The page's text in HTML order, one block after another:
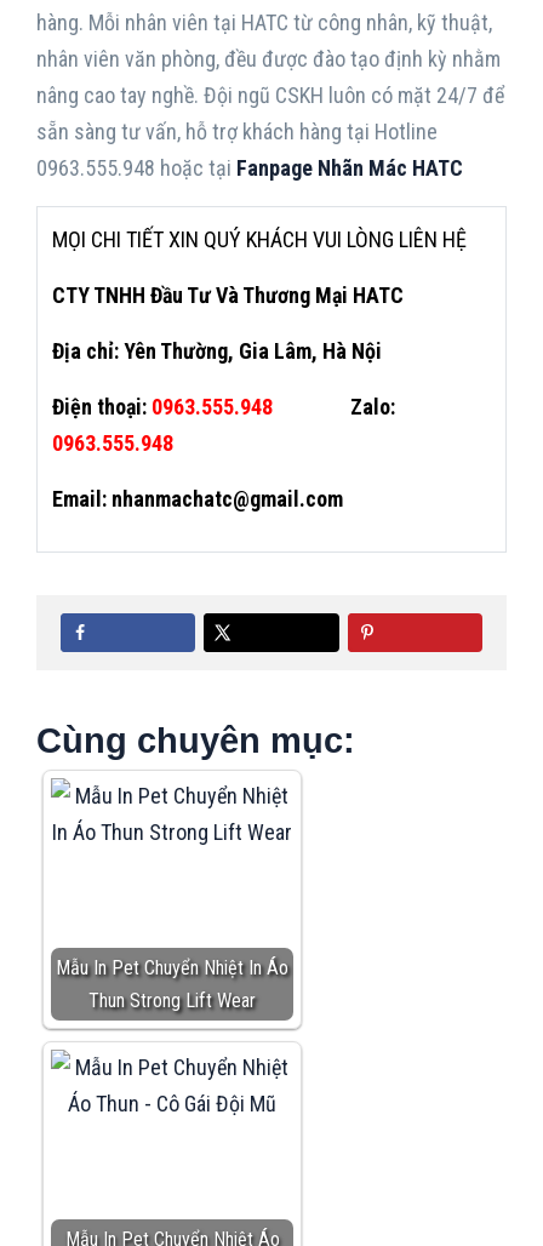
hàng. Mỗi nhân viên tại HATC từ công nhân, kỹ thuật,
nhân viên văn phòng, đều được đào tạo định kỳ nhằm
nâng cao tay nghề. Đội ngũ CSKH luôn có mặt 24/7 để
sẵn sàng tư vấn, hỗ trợ khách hàng tại Hotline
0963.555.948 hoặc tại Fanpage Nhãn Mác HATC
MỌI CHI TIẾT XIN QUÝ KHÁCH VUI LÒNG LIÊN HỆ
CTY TNHH Đầu Tư Và Thương Mại HATC
Địa chỉ: Yên Thường, Gia Lâm, Hà Nội
Điện thoại: 0963.555.948
Zalo:
0963.555.948
Email: nhanmachatc@gmail.com
Cùng chuyên mục:
Mẫu In Pet Chuyển Nhiệt In Áo
Thun Strong Lift Wear
Mẫu In Pet Chuyển Nhiệt Áo